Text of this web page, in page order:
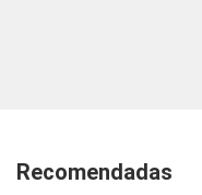
Recomendadas